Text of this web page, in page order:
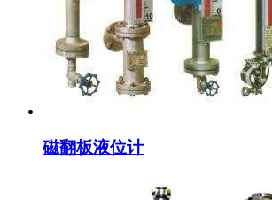
磁翻板液位计